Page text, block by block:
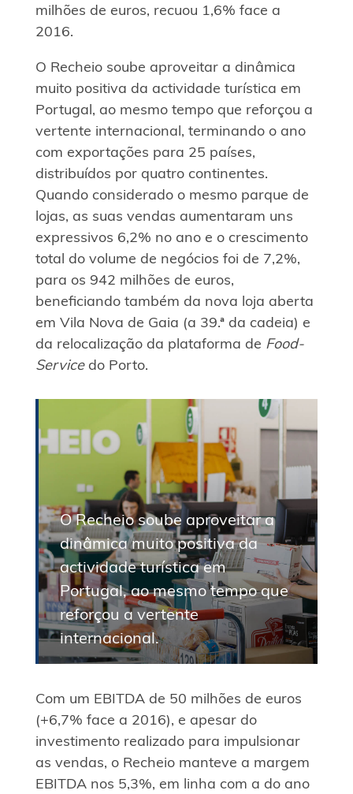
milhões de euros, recuou 1,6% face a
2016.
O Recheio soube aproveitar a dinâmica
muito positiva da actividade turística em
Portugal, ao mesmo tempo que reforçou a
vertente internacional, terminando o ano
com exportações para 25 países,
distribuídos por quatro continentes.
Quando considerado o mesmo parque de
lojas, as suas vendas aumentaram uns
expressivos 6,2% no ano e o crescimento
total do volume de negócios foi de 7,2%,
para os 942 milhões de euros,
beneficiando também da nova loja aberta
em Vila Nova de Gaia (a 39.ª da cadeia) e
da relocalização da plataforma de Food-
Servicedo Porto.
O Recheio soube aproveitar a
dinâmica muito positiva da
actividade turística em
Portugal, ao mesmo tempo que
reforçou a vertente
internacional.
Com um EBITDA de 50 milhões de euros
(+6,7% face a 2016), e apesar do
investimento realizado para impulsionar
as vendas, o Recheio manteve a margem
EBITDA nos 5,3%, em linha com a do ano